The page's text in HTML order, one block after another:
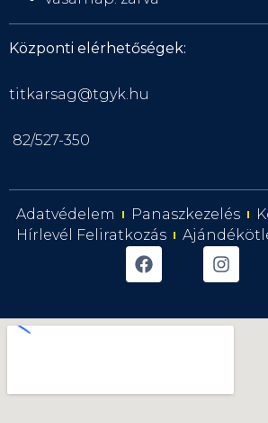
Központi elérhetőségek:
titkarsag@tgyk.hu
82/527-350
Adatvédelem Panaszkezelés
Hírlevél Feliratkozás